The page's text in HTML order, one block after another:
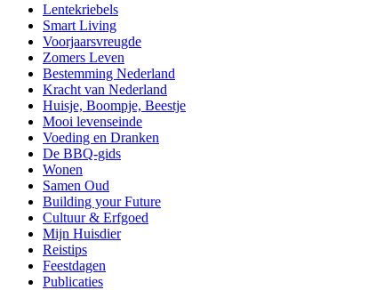
Lentekriebels
Smart Living
Voorjaarsvreugde
Zomers Leven
Bestemming Nederland
Kracht van Nederland
Huisje, Boompje, Beestje
Mooi levenseinde
Voeding en Dranken
De BBQ-gids
Wonen
Samen Oud
Building your Future
Cultuur & Erfgoed
Mijn Huisdier
Reistips
Feestdagen
Publicaties